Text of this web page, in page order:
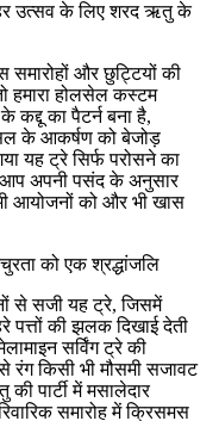
हर उत्सव के लिए शरद ऋतु के
और छुट्टियों की
हमारा होलसेल कस्टम
कद्दू का पैटर्न बना है,
के आकर्षण को बेजोड़
यह ट्रे सिर्फ परोसने का
आप अपनी पसंद के अनुसार
आयोजनों को और भी खास
को एक श्रद्धांजलि
से सजी यह ट्रे, जिसमें
पत्तों की झलक दिखाई देती
सर्विंग ट्रे की
रंग किसी भी मौसमी सजावट
पार्टी में मसालेदार
समारोह में क्रिसमस